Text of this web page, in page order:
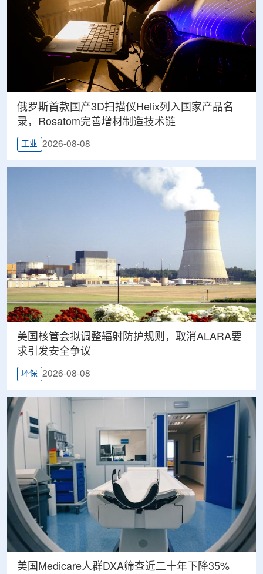
俄罗斯首款国产3D扫描仪Helix列入国家产品名
录，Rosatom完善增材制造技术链
工业 2026-08-08
美国核管会拟调整辐射防护规则，取消ALARA要
求引发安全争议
环保 2026-08-08
美国Medicare人群DXA筛查近二十年下降35%